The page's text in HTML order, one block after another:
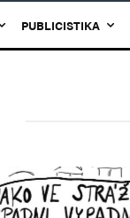
PUBLICISTIKA